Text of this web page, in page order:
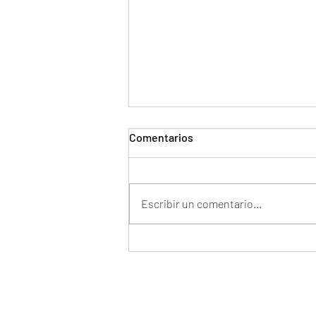
Comentarios
Escribir un comentario...